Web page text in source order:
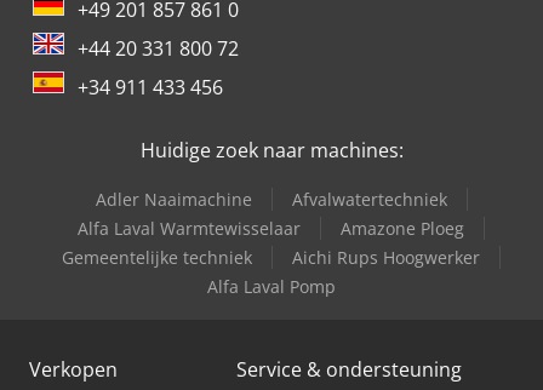
+49 201 857 861 0
+44 20 331 800 72
+34 911 433 456
Huidige zoek naar machines:
Adler Naaimachine
Afvalwatertechniek
Alfa Laval Warmtewisselaar
Amazone Ploeg
Gemeentelijke techniek
Aichi Rups Hoogwerker
Alfa Laval Pomp
Verkopen Service & ondersteuning